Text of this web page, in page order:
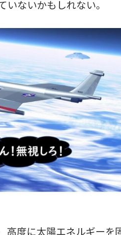
ないかもしれない。
度に太陽エネルギーを